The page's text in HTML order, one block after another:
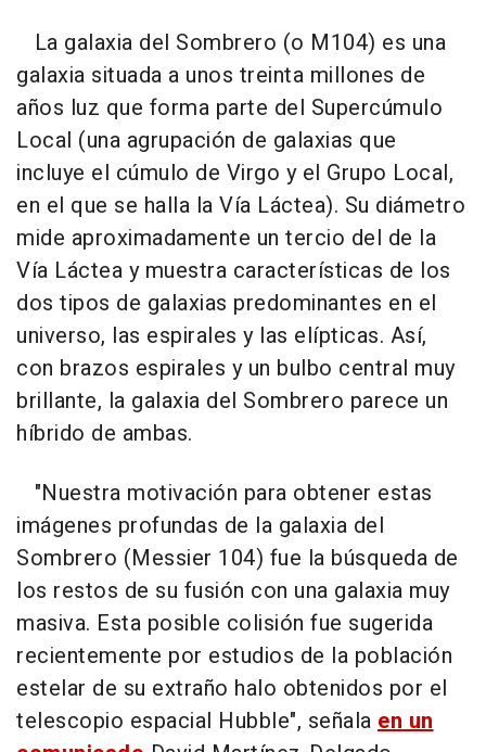
La galaxia del Sombrero (o M104) es una
galaxia situada a unos treinta millones de
años luz que forma parte del Supercúmulo
Local (una agrupación de galaxias que
incluye el cúmulo de Virgo y el Grupo Local,
en el que se halla la Vía Láctea). Su diámetro
mide aproximadamente un tercio del de la
Vía Láctea y muestra características de los
dos tipos de galaxias predominantes en el
universo, las espirales y las elípticas. Así,
con brazos espirales y un bulbo central muy
brillante, la galaxia del Sombrero parece un
híbrido de ambas.
"Nuestra motivación para obtener estas
imágenes profundas de la galaxia del
Sombrero (Messier 104) fue la búsqueda de
los restos de su fusión con una galaxia muy
masiva. Esta posible colisión fue sugerida
recientemente por estudios de la población
estelar de su extraño halo obtenidos por el
telescopio espacial Hubble", señala en un